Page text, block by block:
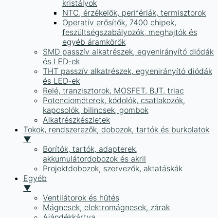
kristályok
NTC, érzékelők, perifériák, termisztorok
Operatív erősítők, 7400 chipek,
feszültségszabályozók, meghajtók és
egyéb áramkörök
SMD passzív alkatrészek, egyenirányító diódák
és LED-ek
THT passzív alkatrészek, egyenirányító diódák
és LED-ek
Relé, tranzisztorok, MOSFET, BJT, triac
Potenciométerek, kódolók, csatlakozók,
kapcsolók, bilincsek, gombok
Alkatrészkészletek
Tokok, rendszerezők, dobozok, tartók és burkolatok
▼
Borítók, tartók, adapterek,
akkumulátordobozok és akril
Projektdobozok, szervezők, aktatáskák
Egyéb
▼
Ventilátorok és hűtés
Mágnesek, elektromágnesek, zárak